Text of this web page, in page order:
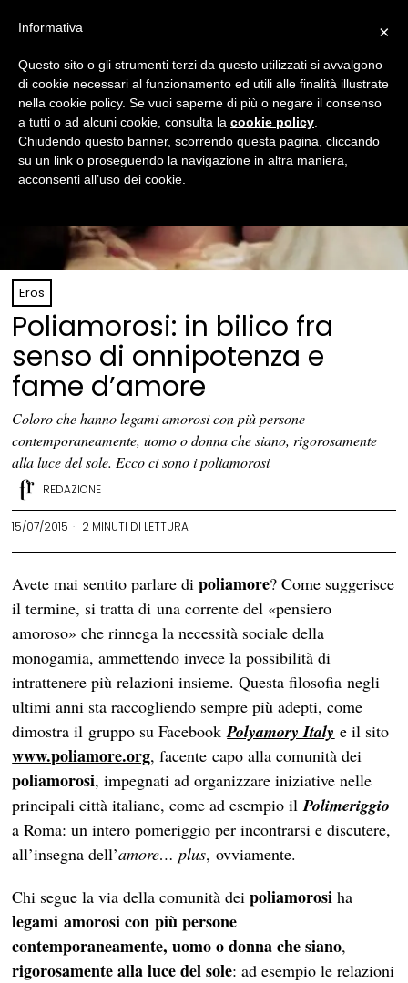
Eros
Poliamorosi: in bilico fra
senso di onnipotenza e
fame d’amore
Coloro che hanno legami amorosi con più persone
contemporaneamente, uomo o donna che siano, rigorosamente
alla luce del sole. Ecco ci sono i poliamorosi
REDAZIONE
15/07/2015 2 MINUTI DI LETTURA
Avete mai sentito parlare dipoliamore? Come suggerisce
il termine, si tratta di una corrente del «pensiero
amoroso» che rinnega la necessità sociale della
monogamia, ammettendo invece la possibilità di
intrattenere più relazioni insieme. Questa filosofia negli
ultimi anni sta raccogliendo sempre più adepti, come
dimostra il gruppo su FacebookPolyamory Italy e il sito
www.poliamore.org, facente capo alla comunità dei
poliamorosi, impegnati ad organizzare iniziative nelle
principali città italiane, come ad esempio ilPolimeriggio
a Roma: un intero pomeriggio per incontrarsi e discutere,
all’insegna dell’amore… plus, ovviamente.
Chi segue la via della comunità deipoliamorosi ha
legami amorosi con più persone
contemporaneamente, uomo o donna che siano,
rigorosamente alla luce del sole: ad esempio le relazioni
×
Informativa
Questo sito o gli strumenti terzi da questo utilizzati si avvalgono
di cookie necessari al funzionamento ed utili alle finalità illustrate
nella cookie policy. Se vuoi saperne di più o negare il consenso
a tutti o ad alcuni cookie, consulta la cookie policy
Chiudendo questo banner, scorrendo questa pagina, cliccando
su un link o proseguendo la navigazione in altra maniera,
acconsenti all’uso dei cookie.